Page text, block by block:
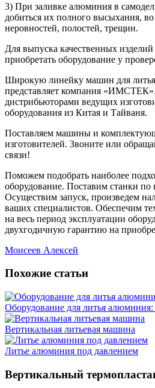
3) При заливке алюминия в
добиться их полного высыхания,
неровностей, полостей, трещин.
Для выпуска качественных изделий
приобретать оборудование у
Широкую линейку машин для
представляет компания
дистрибьюторами ведущих
оборудования из Китая и Тайваня.
Поставляем машины и
изготовителей. Звоните или
связи!
Поможем подобрать наиболее
оборудование. Поставим станки по
Осуществим запуск, произведем
ваших специалистов. Обеспечим
на весь период эксплуатации
двухгодичную гарантию на
Моисеев Алексей
Похожие статьи
Оборудование для литья алюминия:
Вертикальная литьевая машина
Литье алюминия под давлением
Вертикальный